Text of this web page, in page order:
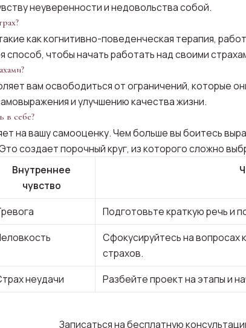
неуверенности и недовольства собой.
как когнитивно-поведенческая терапия,
чтобы начать работать над своими
вам освободиться от ограничений, которые
и улучшению качества жизни.
в себе?
на вашу самооценку. Чем больше вы боитесь
создает порочный круг, из которого сложно
Внутреннее
чувство
Подготовьте краткую речь и
Сфокусируйтесь на вопросах
страхов.
неудачи Разбейте проект на этапы и
Записаться на бесплатную